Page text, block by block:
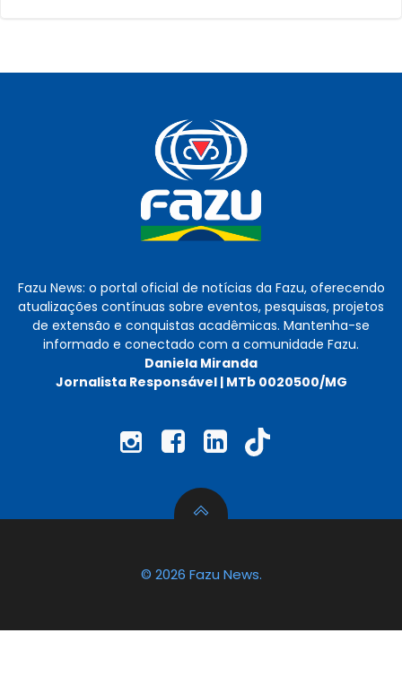
Fazu News: o portal oficial de notícias da Fazu, oferecendo
atualizações contínuas sobre eventos, pesquisas, projetos
de extensão e conquistas acadêmicas. Mantenha-se
informado e conectado com a comunidade Fazu.
Daniela Miranda
Jornalista Responsável | MTb 0020500/MG
© 2026 Fazu News.